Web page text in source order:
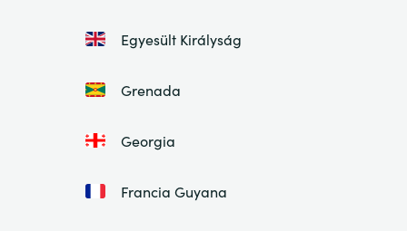
Egyesült Királyság
Grenada
Georgia
Francia Guyana